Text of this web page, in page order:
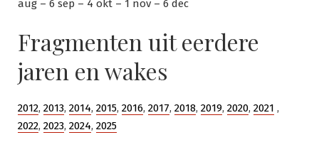
aug – 6 sep – 4 okt – 1 nov – 6 dec
Fragmenten uit eerdere
jaren en wakes
2012, 2013, 2014, 2015, 2016, 2017, 2018, 2019, 2020, 2021 ,
2022, 2023, 2024, 2025